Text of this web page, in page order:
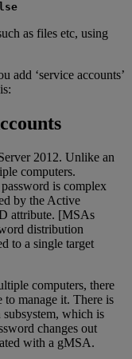
as files etc, using
add ‘service accounts’
2012. Unlike an
computers.
is complex
by the Active
attribute. [MSAs
distribution
to a single target
computers, there
manage it. There is
which is
changes out
with a gMSA.